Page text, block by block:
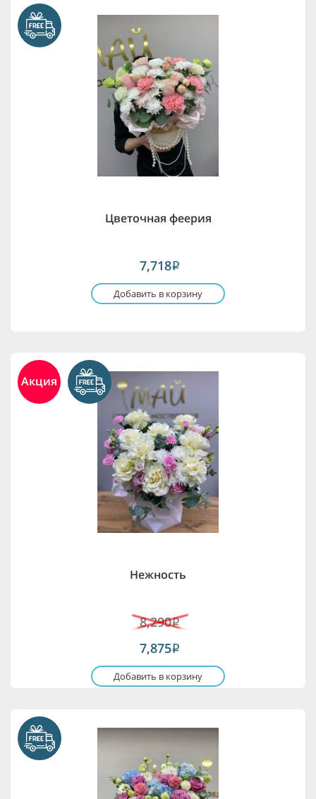
Цветочная феерия
7,718i
Добавить в корзину
Акция
Нежность
8,290i
7,875i
Добавить в корзину